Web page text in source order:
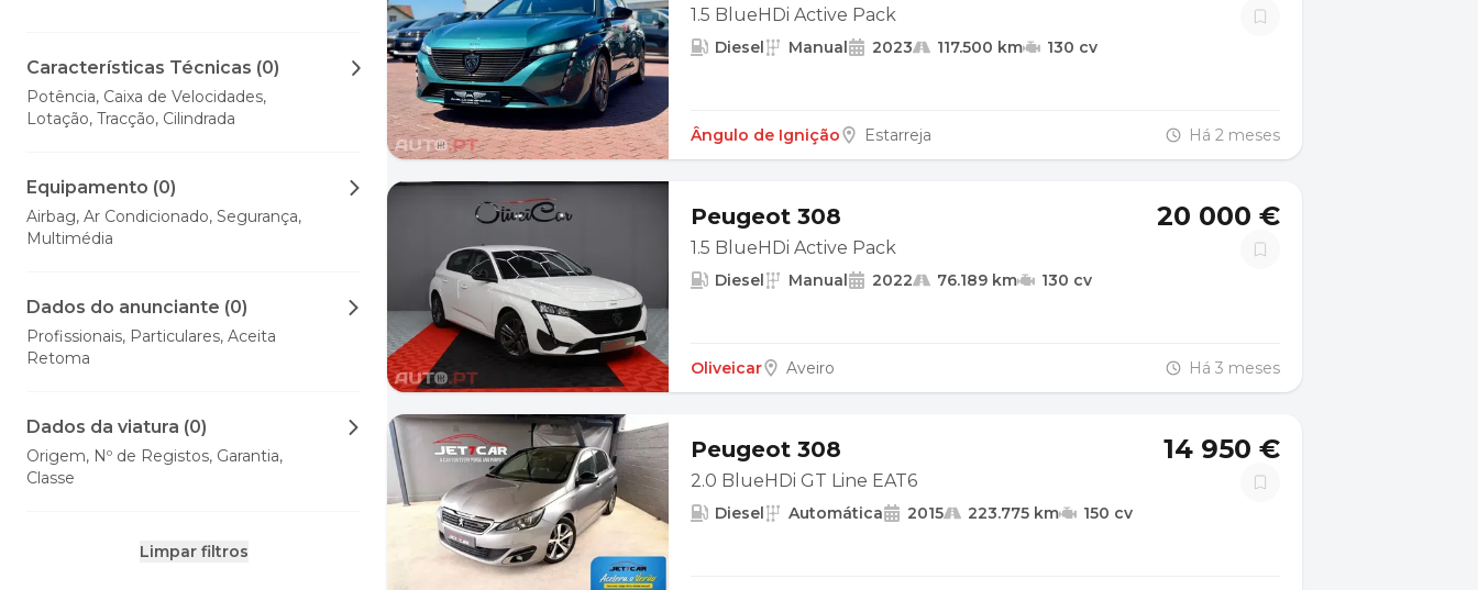
Características Técnicas (0)
Potência, Caixa de Velocidades,
Lotação, Tracção, Cilindrada
Equipamento (0)
Airbag, Ar Condicionado, Segurança,
Multimédia
Dados do anunciante (0)
Profissionais, Particulares, Aceita
Retoma
Dados da viatura (0)
Origem, Nº de Registos, Garantia,
Classe
Limpar filtros
1.5 BlueHDi Active Pack
Diesel Manual 2023 117.500 km 130 cv
Ângulo de Ignição Estarreja Há 2 meses
Peugeot 308
1.5 BlueHDi Active Pack
20 000 €
Diesel Manual 2022 76.189 km 130 cv
Oliveicar Aveiro Há 3 meses
Peugeot 308
2.0 BlueHDi GT Line EAT6
14 950 €
Diesel Automática 2015 223.775 km 150 cv